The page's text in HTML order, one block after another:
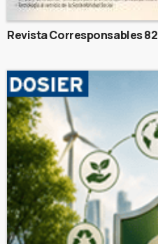
Revista Corresponsables 82